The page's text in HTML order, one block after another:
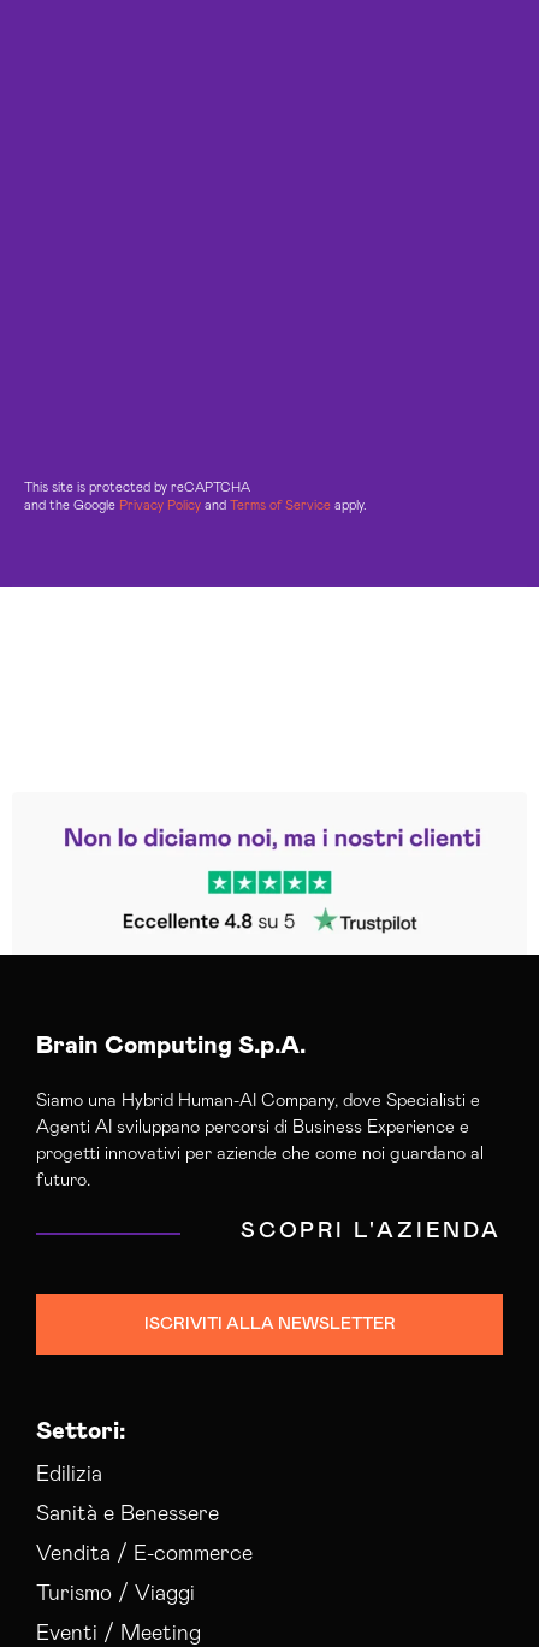
This site is protected by reCAPTCHA
and the Google Privacy Policy and Terms of Service apply.
Trustpilot
Brain Computing S.p.A.
Siamo una Hybrid Human-AI Company, dove Specialisti e
Agenti AI sviluppano percorsi di Business Experience e
progetti innovativi per aziende che come noi guardano al
futuro.
SCOPRI L'AZIENDA
ISCRIVITI ALLA NEWSLETTER
Settori:
Edilizia
Sanità e Benessere
Vendita / E-commerce
Turismo / Viaggi
Eventi / Meeting